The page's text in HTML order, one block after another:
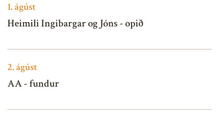
1.ágúst
Heimili Ingibargar og Jóns - opið
2.ágúst
AA - fundur